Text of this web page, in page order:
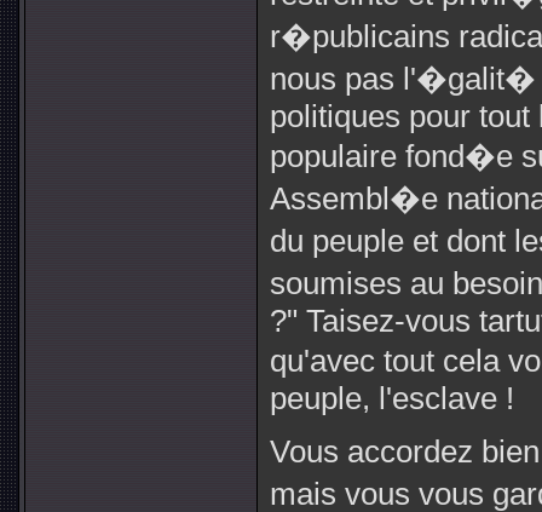
r�publicains
nous pas l'�galit�
politiques pour
populaire fond�e
Assembl�e
du peuple et dont
soumises au
?" Taisez-vous
qu'avec tout cela
peuple, l'esclave !
Vous accordez
mais vous vous